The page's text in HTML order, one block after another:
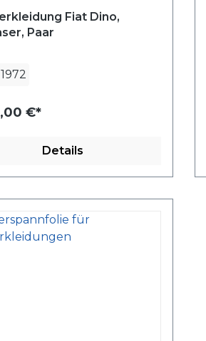
Fiat Dino,
Paar
1972
€*
Details